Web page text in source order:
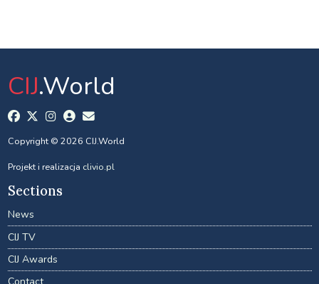
CIJ.World
Copyright © 2026 CIJ.World
Projekt i realizacja clivio.pl
Sections
News
CIJ TV
CIJ Awards